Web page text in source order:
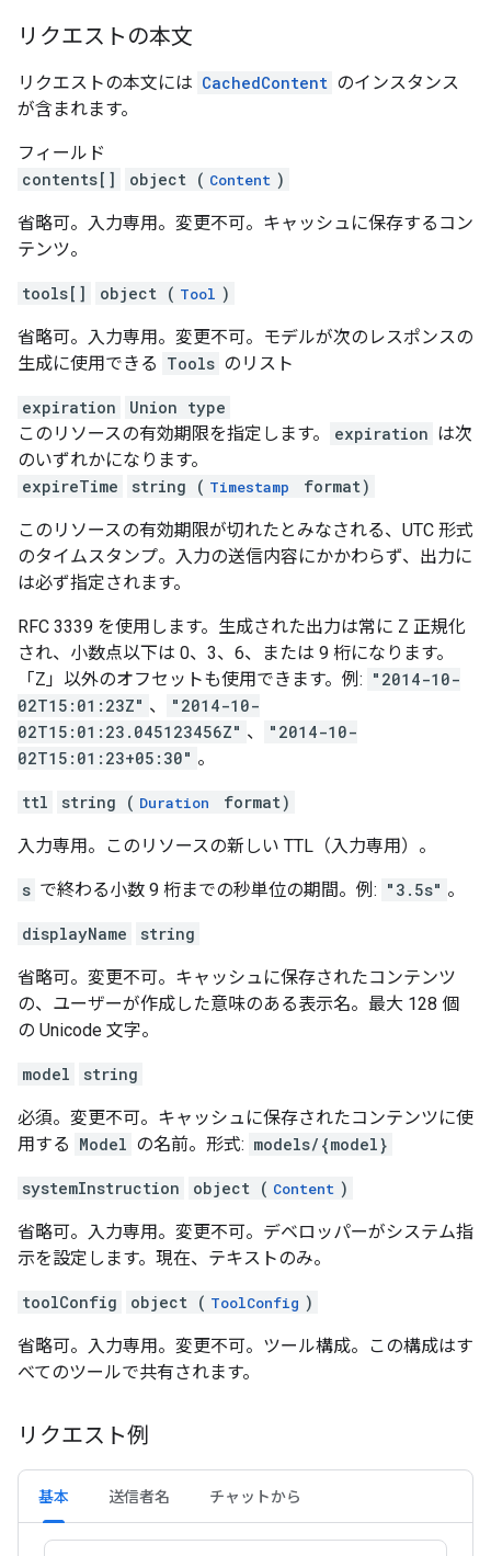
リクエストの本文
リクエストの本文には CachedContent のインスタンス
が含まれます。
フィールド
contents[]
object ( Content )
省略可。入力専用。変更不可。キャッシュに保存するコン
テンツ。
tools[] object ( Tool )
省略可。入力専用。変更不可。モデルが次のレスポンスの
生成に使用できる Tools のリスト
expiration
Union type
このリソースの有効期限を指定します。
expiration は次
のいずれかになります。
expireTime
string ( Timestamp format)
このリソースの有効期限が切れたとみなされる、UTC 形式
のタイムスタンプ。入力の送信内容にかかわらず、出力に
は必ず指定されます。
RFC 3339 を使用します。生成された出力は常に Z 正規化
され、小数点以下は 0、3、6、または 9 桁になります。
「Z」以外のオフセットも使用できます。例: "2014-10-
02T15:01:23Z" 、
"2014-10-
02T15:01:23.045123456Z" 、
"2014-10-
02T15:01:23+05:30" 。
ttl string ( Duration format)
入力専用。このリソースの新しい TTL（入力専用）。
s で終わる小数 9 桁までの秒単位の期間。例: "3.5s" 。
displayName string
省略可。変更不可。キャッシュに保存されたコンテンツ
の、ユーザーが作成した意味のある表示名。最大 128 個
の Unicode 文字。
model string
必須。変更不可。キャッシュに保存されたコンテンツに使
用する Model の名前。形式: models/{model}
systemInstruction object ( Content )
省略可。入力専用。変更不可。デベロッパーがシステム指
示を設定します。現在、テキストのみ。
toolConfig object ( ToolConfig )
省略可。入力専用。変更不可。ツール構成。この構成はす
べてのツールで共有されます。
リクエスト例
基本 送信者名 チャットから